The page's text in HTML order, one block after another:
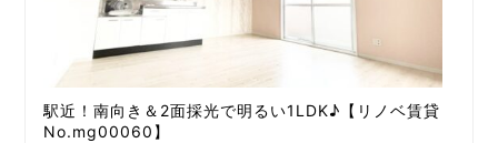
駅近！南向き＆2面採光で明るい1LDK♪【リノベ賃貸
No.mg00060】